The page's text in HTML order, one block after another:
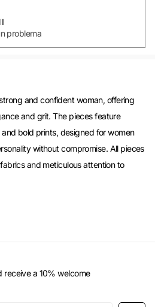
problema
and confident woman, offering
and grit. The pieces feature
bold prints, designed for women
without compromise. All pieces
and meticulous attention to
receive a 10% welcome